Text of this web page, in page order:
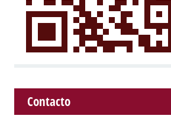
Contacto